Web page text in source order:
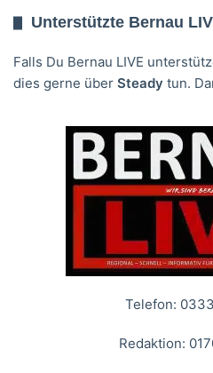
Unterstützte Bernau
Falls Du Bernau LIVE
dies gerne über Steady tun.
Telefon:
Redaktion: